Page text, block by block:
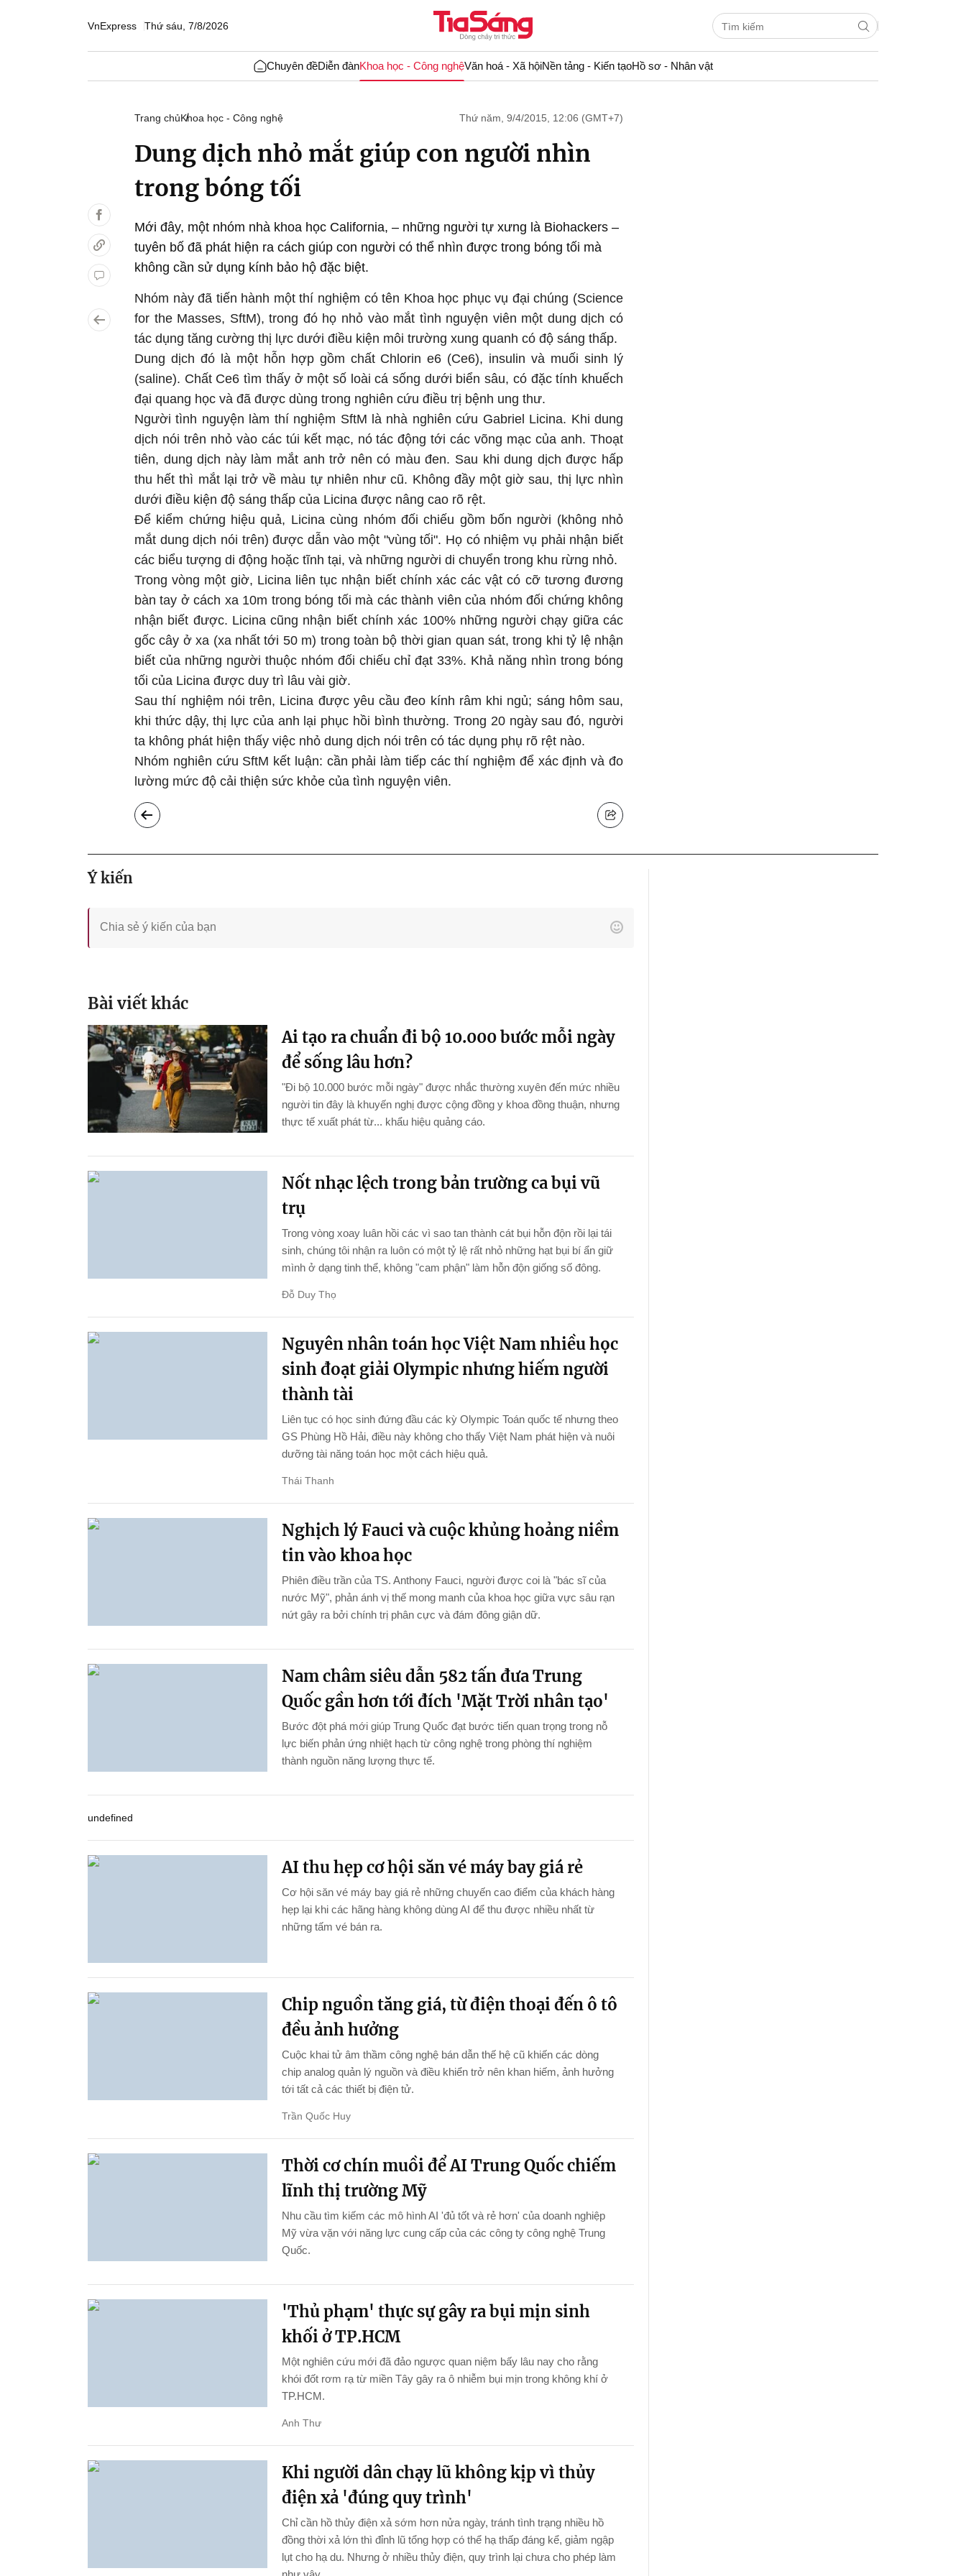
VnExpress Thứ sáu, 7/8/2026
Chuyên đềDiễn đànKhoa học - Công nghệVăn hoá - Xã hộiNền tảng - Kiến tạoHồ sơ - Nhân vật
Trang chủKhoa học - Công nghệ Thứ năm, 9/4/2015, 12:06 (GMT+7)
Dung dịch nhỏ mắt giúp con người nhìn
trong bóng tối
Mới đây, một nhóm nhà khoa học California, – những người tự xưng là Biohackers –
tuyên bố đã phát hiện ra cách giúp con người có thể nhìn được trong bóng tối mà
không cần sử dụng kính bảo hộ đặc biệt.
Nhóm này đã tiến hành một thí nghiệm có tên Khoa học phục vụ đại chúng (Science
for the Masses, SftM), trong đó họ nhỏ vào mắt tình nguyện viên một dung dịch có
tác dụng tăng cường thị lực dưới điều kiện môi trường xung quanh có độ sáng thấp.
Dung dịch đó là một hỗn hợp gồm chất Chlorin e6 (Ce6), insulin và muối sinh lý
(saline). Chất Ce6 tìm thấy ở một số loài cá sống dưới biển sâu, có đặc tính khuếch
đại quang học và đã được dùng trong nghiên cứu điều trị bệnh ung thư.
Người tình nguyện làm thí nghiệm SftM là nhà nghiên cứu Gabriel Licina. Khi dung
dịch nói trên nhỏ vào các túi kết mạc, nó tác động tới các võng mạc của anh. Thoạt
tiên, dung dịch này làm mắt anh trở nên có màu đen. Sau khi dung dịch được hấp
thu hết thì mắt lại trở về màu tự nhiên như cũ. Không đầy một giờ sau, thị lực nhìn
dưới điều kiện độ sáng thấp của Licina được nâng cao rõ rệt.
Để kiểm chứng hiệu quả, Licina cùng nhóm đối chiếu gồm bốn người (không nhỏ
mắt dung dịch nói trên) được dẫn vào một "vùng tối". Họ có nhiệm vụ phải nhận biết
các biểu tượng di động hoặc tĩnh tại, và những người di chuyển trong khu rừng nhỏ.
Trong vòng một giờ, Licina liên tục nhận biết chính xác các vật có cỡ tương đương
bàn tay ở cách xa 10m trong bóng tối mà các thành viên của nhóm đối chứng không
nhận biết được. Licina cũng nhận biết chính xác 100% những người chạy giữa các
gốc cây ở xa (xa nhất tới 50 m) trong toàn bộ thời gian quan sát, trong khi tỷ lệ nhận
biết của những người thuộc nhóm đối chiếu chỉ đạt 33%. Khả năng nhìn trong bóng
tối của Licina được duy trì lâu vài giờ.
Sau thí nghiệm nói trên, Licina được yêu cầu đeo kính râm khi ngủ; sáng hôm sau,
khi thức dậy, thị lực của anh lại phục hồi bình thường. Trong 20 ngày sau đó, người
ta không phát hiện thấy việc nhỏ dung dịch nói trên có tác dụng phụ rõ rệt nào.
Nhóm nghiên cứu SftM kết luận: cần phải làm tiếp các thí nghiệm để xác định và đo
lường mức độ cải thiện sức khỏe của tình nguyện viên.
Ý kiến
Bài viết khác
Ai tạo ra chuẩn đi bộ 10.000 bước mỗi ngày
để sống lâu hơn?
"Đi bộ 10.000 bước mỗi ngày" được nhắc thường xuyên đến mức nhiều
người tin đây là khuyến nghị được cộng đồng y khoa đồng thuận, nhưng
thực tế xuất phát từ... khẩu hiệu quảng cáo.
Nốt nhạc lệch trong bản trường ca bụi vũ
trụ
Trong vòng xoay luân hồi các vì sao tan thành cát bụi hỗn độn rồi lại tái
sinh, chúng tôi nhận ra luôn có một tỷ lệ rất nhỏ những hạt bụi bí ẩn giữ
mình ở dạng tinh thể, không "cam phận" làm hỗn độn giống số đông.
Đỗ Duy Thọ
Nguyên nhân toán học Việt Nam nhiều học
sinh đoạt giải Olympic nhưng hiếm người
thành tài
Liên tục có học sinh đứng đầu các kỳ Olympic Toán quốc tế nhưng theo
GS Phùng Hồ Hải, điều này không cho thấy Việt Nam phát hiện và nuôi
dưỡng tài năng toán học một cách hiệu quả.
Thái Thanh
Nghịch lý Fauci và cuộc khủng hoảng niềm
tin vào khoa học
Phiên điều trần của TS. Anthony Fauci, người được coi là "bác sĩ của
nước Mỹ", phản ánh vị thế mong manh của khoa học giữa vực sâu rạn
nứt gây ra bởi chính trị phân cực và đám đông giận dữ.
Nam châm siêu dẫn 582 tấn đưa Trung
Quốc gần hơn tới đích 'Mặt Trời nhân tạo'
Bước đột phá mới giúp Trung Quốc đạt bước tiến quan trọng trong nỗ
lực biến phản ứng nhiệt hạch từ công nghệ trong phòng thí nghiệm
thành nguồn năng lượng thực tế.
undefined
AI thu hẹp cơ hội săn vé máy bay giá rẻ
Cơ hội săn vé máy bay giá rẻ những chuyến cao điểm của khách hàng
hẹp lại khi các hãng hàng không dùng AI để thu được nhiều nhất từ
những tấm vé bán ra.
Chip nguồn tăng giá, từ điện thoại đến ô tô
đều ảnh hưởng
Cuộc khai tử âm thầm công nghệ bán dẫn thế hệ cũ khiến các dòng
chip analog quản lý nguồn và điều khiển trở nên khan hiếm, ảnh hưởng
tới tất cả các thiết bị điện tử.
Trần Quốc Huy
Thời cơ chín muồi để AI Trung Quốc chiếm
lĩnh thị trường Mỹ
Nhu cầu tìm kiếm các mô hình AI 'đủ tốt và rẻ hơn' của doanh nghiệp
Mỹ vừa vặn với năng lực cung cấp của các công ty công nghệ Trung
Quốc.
'Thủ phạm' thực sự gây ra bụi mịn sinh
khối ở TP.HCM
Một nghiên cứu mới đã đảo ngược quan niệm bấy lâu nay cho rằng
khói đốt rơm rạ từ miền Tây gây ra ô nhiễm bụi mịn trong không khí ở
TP.HCM.
Anh Thư
Khi người dân chạy lũ không kịp vì thủy
điện xả 'đúng quy trình'
Chỉ cần hồ thủy điện xả sớm hơn nửa ngày, tránh tình trạng nhiều hồ
đồng thời xả lớn thì đỉnh lũ tổng hợp có thể hạ thấp đáng kể, giảm ngập
lụt cho hạ du. Nhưng ở nhiều thủy điện, quy trình lại chưa cho phép làm